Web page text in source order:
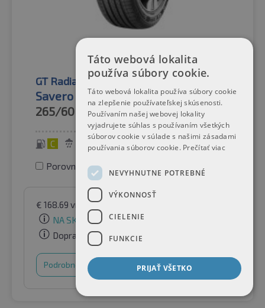
GT Radial Letné pneumatiky
Savero SUV
265/60R18110H
C 72 dB
Porovnať pneumatiky
€ 168.69 vrátane DPH
NA SKLADE
Doprava zadarmo
Podrobnosti Nákupný košík
Táto webová lokalita
používa súbory cookie.
Táto webová lokalita používa súbory cookie
na zlepšenie používateľskej skúsenosti.
Používaním našej webovej lokality
vyjadrujete súhlas s používaním všetkých
súborov cookie v súlade s našimi zásadami
používania súborov cookie. Prečítať viac
NEVYHNUTNE POTREBNÉ
VÝKONNOSŤ
CIELENIE
FUNKCIE
PRIJAŤ VŠETKO